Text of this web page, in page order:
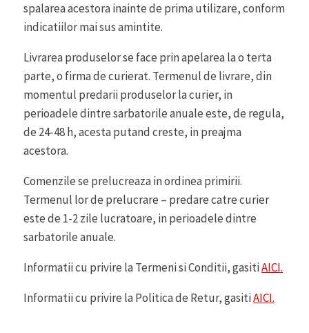
spalarea acestora inainte de prima utilizare, conform
indicatiilor mai sus amintite.
Livrarea produselor se face prin apelarea la o terta
parte, o firma de curierat. Termenul de livrare, din
momentul predarii produselor la curier, in
perioadele dintre sarbatorile anuale este, de regula,
de 24-48 h, acesta putand creste, in preajma
acestora.
Comenzile se prelucreaza in ordinea primirii.
Termenul lor de prelucrare – predare catre curier
este de 1-2 zile lucratoare, in perioadele dintre
sarbatorile anuale.
Informatii cu privire la Termeni si Conditii, gasitiAICI.
Informatii cu privire la Politica de Retur, gasitiAICI.